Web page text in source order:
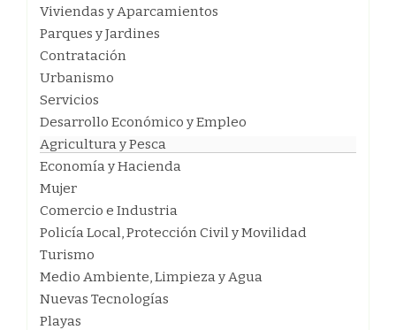
Viviendas y Aparcamientos
Parques y Jardines
Contratación
Urbanismo
Servicios
Desarrollo Económico y Empleo
Agricultura y Pesca
Economía y Hacienda
Mujer
Comercio e Industria
Policía Local, Protección Civil y Movilidad
Turismo
Medio Ambiente, Limpieza y Agua
Nuevas Tecnologías
Playas